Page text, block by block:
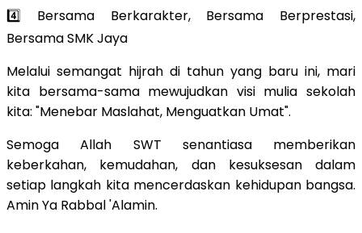
4️⃣ Bersama Berkarakter, Bersama Berprestasi,
Bersama SMK Jaya
Melalui semangat hijrah di tahun yang baru ini, mari
kita bersama-sama mewujudkan visi mulia sekolah
kita: "Menebar Maslahat, Menguatkan Umat".
Semoga Allah SWT senantiasa memberikan
keberkahan, kemudahan, dan kesuksesan dalam
setiap langkah kita mencerdaskan kehidupan bangsa.
Amin Ya Rabbal 'Alamin.